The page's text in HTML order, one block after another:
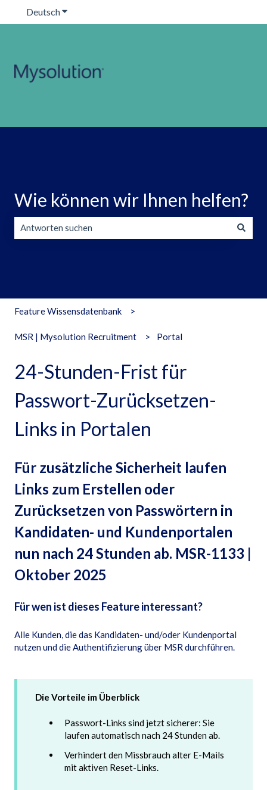
DeutschUntermenü für Übersetzungen anzeigen
Wie können wir Ihnen helfen?
Feature Wissensdatenbank
MSR | Mysolution Recruitment Portal
24-Stunden-Frist für
Passwort-Zurücksetzen-
Links in Portalen
Für zusätzliche Sicherheit laufen
Links zum Erstellen oder
Zurücksetzen von Passwörtern in
Kandidaten- und Kundenportalen
nun nach 24 Stunden ab. MSR-1133 |
Oktober 2025
Für wen ist dieses Feature interessant?
Alle Kunden, die das Kandidaten- und/oder Kundenportal
nutzen und die Authentifizierung über MSR durchführen.
Die Vorteile im Überblick
Passwort-Links sind jetzt sicherer: Sie
laufen automatisch nach 24 Stunden ab.
Verhindert den Missbrauch alter E-Mails
mit aktiven Reset-Links.